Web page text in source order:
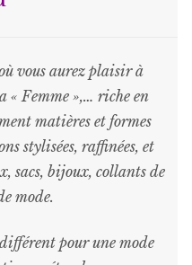
sur
page
produit
vous aurez plaisir à
« Femme »,… riche en
matières et formes
stylisées, raffinées, et
sacs, bijoux, collants de
mode.
pour une mode